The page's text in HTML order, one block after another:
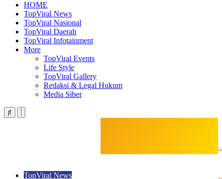
HOME
TopViral News
TopViral Nasional
TopViral Daerah
TopViral Infotainment
More
TopViral Events
Life Style
TopViral Gallery
Redaksi & Legal Hukum
Media Siber
TopViral News